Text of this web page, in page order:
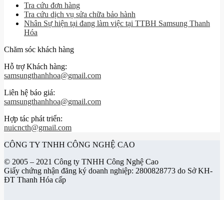
Tra cứu đơn hàng
Tra cứu dịch vụ sửa chữa bảo hành
Nhân Sự hiện tại đang làm việc tại TTBH Samsung Thanh
Hóa
Chăm sóc khách hàng
Hỗ trợ Khách hàng:
samsungthanhhoa@gmail.com
Liên hệ báo giá:
samsungthanhhoa@gmail.com
Hợp tác phát triển:
nuicncth@gmail.com
CÔNG TY TNHH CÔNG NGHỆ CAO
© 2005 – 2021 Công ty TNHH Công Nghệ Cao
Giấy chứng nhận đăng ký doanh nghiệp: 2800828773 do Sở KH-
ĐT Thanh Hóa cấp